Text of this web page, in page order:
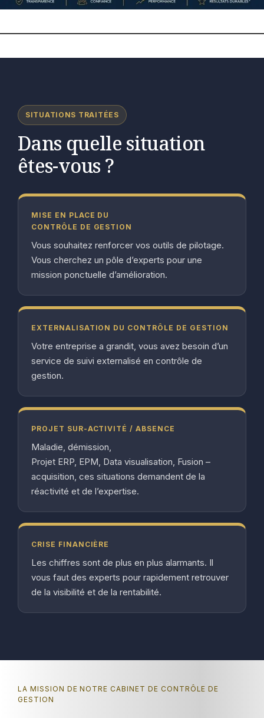
SITUATIONS TRAITÉES
Dans quelle situation
êtes-vous ?
MISE EN PLACE DU
CONTRÔLE DE GESTION
Vous souhaitez renforcer vos outils de pilotage.
Vous cherchez un pôle d’experts pour une
mission ponctuelle d’amélioration.
EXTERNALISATION DU CONTRÔLE DE GESTION
Votre entreprise a grandit, vous avez besoin d’un
service de suivi externalisé en contrôle de
gestion.
PROJET SUR-ACTIVITÉ / ABSENCE
Maladie, démission,
Projet ERP, EPM, Data visualisation, Fusion –
acquisition, ces situations demandent de la
réactivité et de l’expertise.
CRISE FINANCIÈRE
Les chiffres sont de plus en plus alarmants. Il
vous faut des experts pour rapidement retrouver
de la visibilité et de la rentabilité.
LA MISSION DE NOTRE CABINET DE CONTRÔLE DE
GESTION